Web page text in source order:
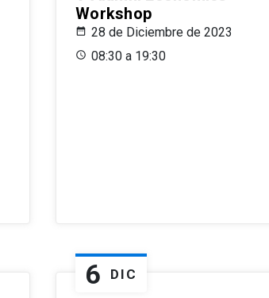
Workshop
28 de Diciembre de 2023
08:30 a 19:30
6 DIC